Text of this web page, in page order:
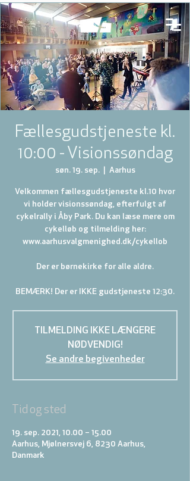
Fællesgudstjeneste kl.
10:00 - Visionssøndag
søn. 19. sep.
  |
Aarhus
Velkommen fællesgudstjeneste kl.10 hvor
vi holder visionssøndag, efterfulgt af
cykelrally i Åby Park. Du kan læse mere om
cykelløb og tilmelding her:
www.aarhusvalgmenighed.dk/cykellob
Der er børnekirke for alle aldre.
BEMÆRK! Der er IKKE gudstjeneste 12:30.
TILMELDING IKKE LÆNGERE
NØDVENDIG!
Se andre begivenheder
Tid og sted
19. sep. 2021, 10.00 – 15.00
Aarhus, Mjølnersvej 6, 8230 Aarhus,
Danmark